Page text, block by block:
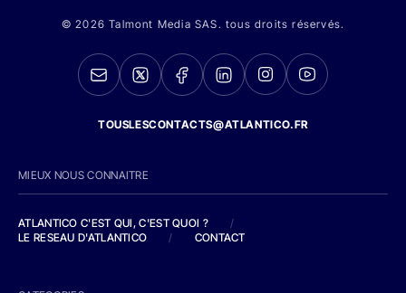
© 2026 Talmont Media SAS. tous droits réservés.
TOUSLESCONTACTS@ATLANTICO.FR
MIEUX NOUS CONNAITRE
ATLANTICO C'EST QUI, C'EST QUOI ?
/
LE RESEAU D'ATLANTICO
/ CONTACT